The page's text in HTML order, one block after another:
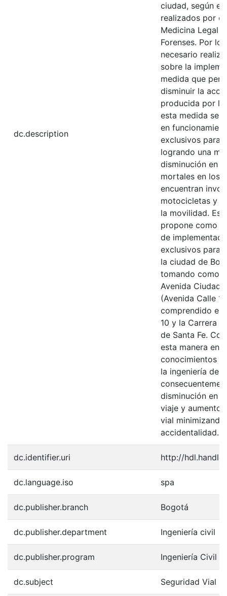
dc.description
ciudad, según
realizados por
Medicina Legal
Forenses. Por lo
necesario
sobre la
medida que
disminuir la
producida por
esta medida se
en
exclusivos para
logrando una
disminución en
mortales en los
encuentran
motocicletas y
la movilidad.
propone como
de
exclusivos para
la ciudad de
tomando como
Avenida Ciudad
(Avenida Calle
comprendido
10 y la Carrera
de Santa Fe.
esta manera en
conocimientos
la ingeniería del
disminución en
viaje y aumento
vial minimizando
accidentalidad.
dc.identifier.uri http://
dc.language.iso spa
dc.publisher.branch Bogotá
dc.publisher.department Ingeniería civil
dc.publisher.program Ingeniería Civil
dc.subject Seguridad Vial